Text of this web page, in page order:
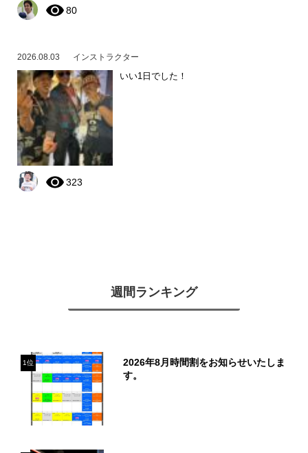
80
2026.08.03 インストラクター
いい1日でした！
323
週間ランキング
1位
2026年8月時間割をお知らせいたしま
す。